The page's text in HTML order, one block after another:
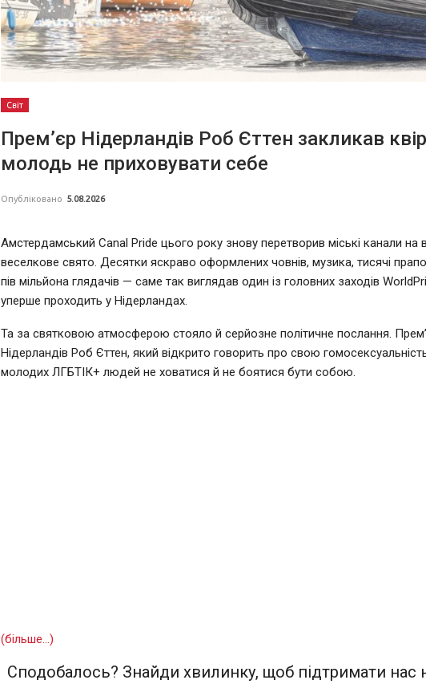
Світ
Прем’єр Нідерландів Роб Єттен закликав
молодь не приховувати себе
Опубліковано 5.08.2026
Амстердамський Canal Pride цього року знову перетворив міські канали на
веселкове свято. Десятки яскраво оформлених човнів, музика, тисячі
пів мільйона глядачів — саме так виглядав один із головних заходів
уперше проходить у Нідерландах.
Та за святковою атмосферою стояло й серйозне політичне послання.
Нідерландів Роб Єттен, який відкрито говорить про свою
молодих ЛГБТІК+ людей не ховатися й не боятися бути собою.
(більше…)
Сподобалось? Знайди хвилинку, щоб підтримати нас